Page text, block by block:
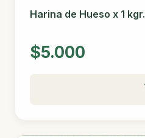
Harina de Hueso x 1 kgr.
$5.000